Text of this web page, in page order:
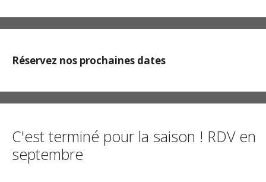
Réservez nos prochaines dates
C'est terminé pour la saison ! RDV en
septembre